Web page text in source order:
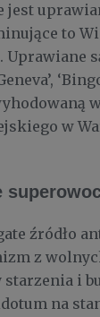
jest
to
Uprawiane
w
źródło
z
i
na